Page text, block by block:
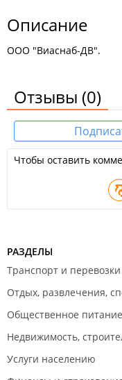
Описание
ООО "Виаснаб-ДВ".
Отзывы (0)
Чтобы оставить
РАЗДЕЛЫ
Транспорт и перевозки
Отдых, развлечения,
Общественное питание
Недвижимость,
Услуги населению